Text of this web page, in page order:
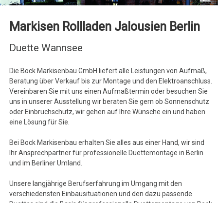
Markisen Rollladen Jalousien Berlin
Duette Wannsee
Die Bock Markisenbau GmbH liefert alle Leistungen von Aufmaß,
Beratung über Verkauf bis zur Montage und den Elektroanschluss.
Vereinbaren Sie mit uns einen Aufmaßtermin oder besuchen Sie
uns in unserer Ausstellung wir beraten Sie gern ob Sonnenschutz
oder Einbruchschutz, wir gehen auf Ihre Wünsche ein und haben
eine Lösung für Sie.
Bei Bock Markisenbau erhalten Sie alles aus einer Hand, wir sind
Ihr Ansprechpartner für professionelle Duettemontage in Berlin
und im Berliner Umland.
Unsere langjährige Berufserfahrung im Umgang mit den
verschiedensten Einbausituationen und den dazu passende